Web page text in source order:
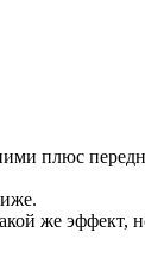
плюс
же эффект,